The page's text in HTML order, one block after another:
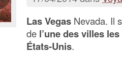
Las Vegas Nevada. Il
de l’une des villes
États-Unis.